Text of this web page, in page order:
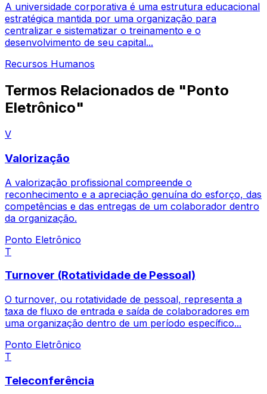
A universidade corporativa é uma estrutura educacional
estratégica mantida por uma organização para
centralizar e sistematizar o treinamento e o
desenvolvimento de seu capital...
Recursos Humanos
Termos Relacionados de "Ponto
Eletrônico"
V
Valorização
A valorização profissional compreende o
reconhecimento e a apreciação genuína do esforço, das
competências e das entregas de um colaborador dentro
da organização.
Ponto Eletrônico
T
Turnover (Rotatividade de Pessoal)
O turnover, ou rotatividade de pessoal, representa a
taxa de fluxo de entrada e saída de colaboradores em
uma organização dentro de um período específico...
Ponto Eletrônico
T
Teleconferência